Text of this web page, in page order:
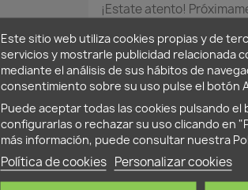
¡Estate atento!
Este sitio web utiliza cookies propias y de
servicios y mostrarle publicidad relacionada
mediante el análisis de sus hábitos de
consentimiento sobre su uso pulse el botón
Puede aceptar todas las cookies pulsando el
configurarlas o rechazar su uso clicando en
más información, puede consultar nuestra
Política de cookies Personalizar cookies